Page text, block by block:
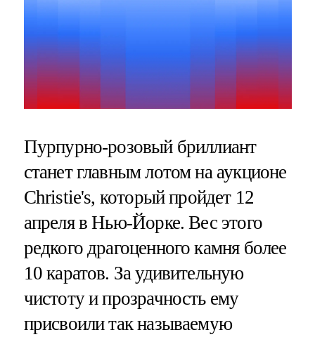
Пурпурно-розовый бриллиант
станет главным лотом на аукционе
Christie's, который пройдет 12
апреля в Нью-Йорке. Вес этого
редкого драгоценного камня более
10 каратов. За удивительную
чистоту и прозрачность ему
присвоили так называемую